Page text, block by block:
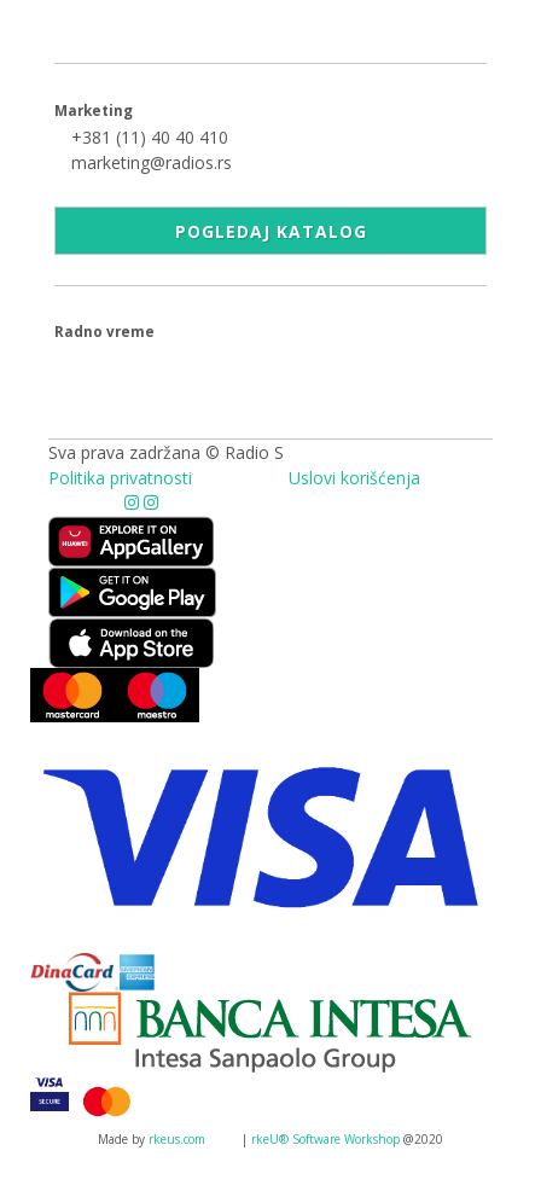
Marketing
+381 (11) 40 40 410
marketing@radios.rs
POGLEDAJ KATALOG
Radno vreme
Sva prava zadržana © Radio S
Politika privatnosti
Uslovi korišćenja
Made by rkeus.com | rkeU® Software Workshop @2020